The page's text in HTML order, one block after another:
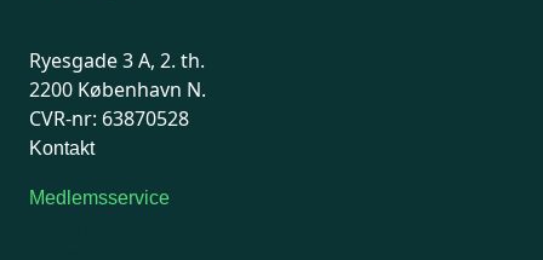
Ryesgade 3 A, 2. th.
2200 København N.
CVR-nr: 63870528
Kontakt
Medlemsservice